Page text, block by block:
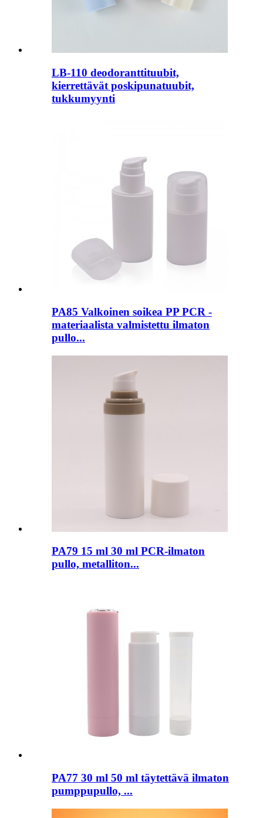
LB-110 deodoranttituubit,
kierrettävät poskipunatuubit,
tukkumyynti
PA85 Valkoinen soikea PP PCR -
materiaalista valmistettu ilmaton
pullo...
PA79 15 ml 30 ml PCR-ilmaton
pullo, metalliton...
PA77 30 ml 50 ml täytettävä ilmaton
pumppupullo, ...